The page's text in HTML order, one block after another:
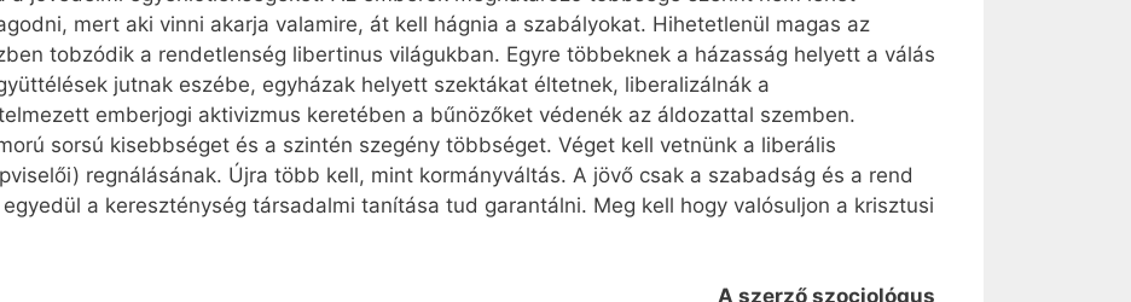
mert aki vinni akarja valamire, át kell hágnia a szabályokat. Hihetetlenül magas az
tobzódik a rendetlenség libertinus világukban. Egyre többeknek a házasság helyett a válás
jutnak eszébe, egyházak helyett szektákat éltetnek, liberalizálnák a
emberjogi aktivizmus keretében a bűnözőket védenék az áldozattal szemben.
sorsú kisebbséget és a szintén szegény többséget. Véget kell vetnünk a liberális
regnálásának. Újra több kell, mint kormányváltás. A jövő csak a szabadság és a rend
a kereszténység társadalmi tanítása tud garantálni. Meg kell hogy valósuljon a krisztusi
A szerző szociológus